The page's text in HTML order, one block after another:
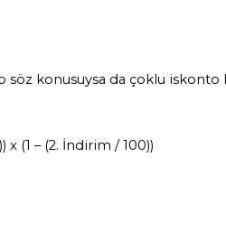
konusuysa da çoklu iskonto
x (1 – (2. İndirim / 100))